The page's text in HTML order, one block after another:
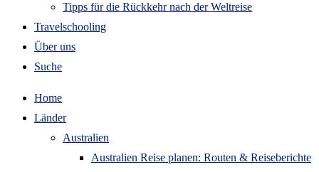
Tipps für die Rückkehr nach der Weltreise
Travelschooling
Über uns
Suche
Home
Länder
Australien
Australien Reise planen: Routen & Reiseberichte